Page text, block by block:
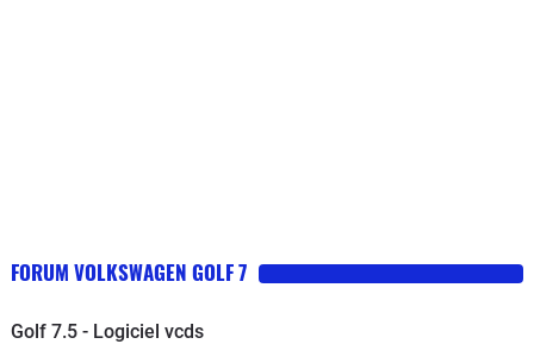
FORUM VOLKSWAGEN GOLF 7
Golf 7.5 - Logiciel vcds